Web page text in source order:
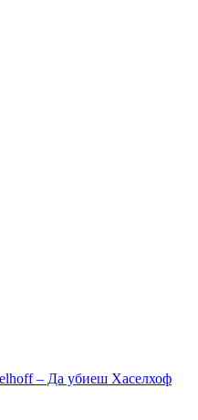
– Да убиеш Хаселхоф